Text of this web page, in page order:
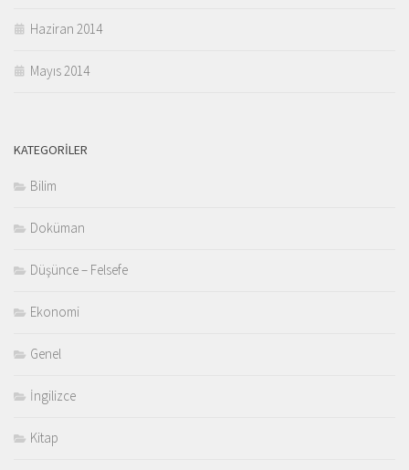
Haziran 2014
Mayıs 2014
KATEGORILER
Bilim
Doküman
Düşünce – Felsefe
Ekonomi
Genel
İngilizce
Kitap